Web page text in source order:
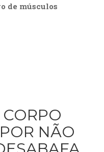
de músculos
NÃO